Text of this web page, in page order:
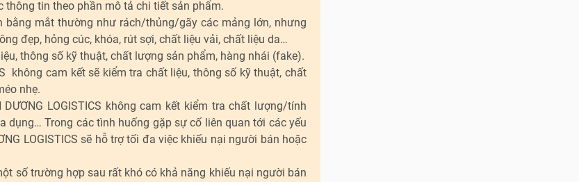
thông tin theo phần mô tả chi tiết sản phẩm.
bằng mắt thường như rách/thủng/gãy các mảng lớn, nhưng
đẹp, hỏng cúc, khóa, rút sợi, chất liệu vải, chất liệu da…
thông số kỹ thuật, chất lượng sản phẩm, hàng nhái (fake).
không cam kết sẽ kiểm tra chất liệu, thông số kỹ thuật, chất
nhẹ.
LOGISTICS không cam kết kiểm tra chất lượng/tính
Trong các tình huống gặp sự cố liên quan tới các yếu
LOGISTICS sẽ hỗ trợ tối đa việc khiếu nại người bán hoặc
số trường hợp sau rất khó có khả năng khiếu nại người bán